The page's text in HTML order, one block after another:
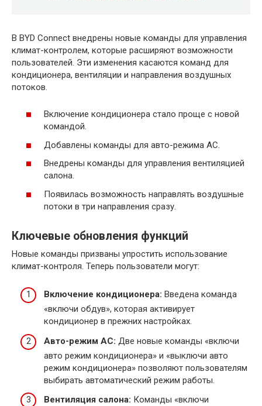
В BYD Connect внедрены новые команды для управления
климат-контролем, которые расширяют возможности
пользователей. Эти изменения касаются команд для
кондиционера, вентиляции и направления воздушных
потоков.
Включение кондиционера стало проще с новой
командой.
Добавлены команды для авто-режима AC.
Внедрены команды для управления вентиляцией
салона.
Появилась возможность направлять воздушные
потоки в три направления сразу.
Ключевые обновления функций
Новые команды призваны упростить использование
климат-контроля. Теперь пользователи могут:
Включение кондиционера: Введена команда
«включи обдув», которая активирует
кондиционер в прежних настройках.
Авто-режим AC: Две новые команды «включи
авто режим кондиционера» и «выключи авто
режим кондиционера» позволяют пользователям
выбирать автоматический режим работы.
Вентиляция салона: Команды «включи